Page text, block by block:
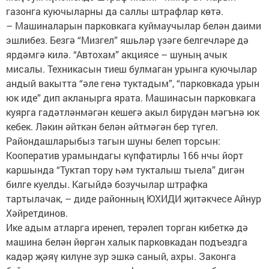
газонга куючыларны да саллы штрафлар көтә.
– Машиналарын парковкага куймаучылар белән даими
эшлибез. Безгә “Мизгел” яшьләр үзәге белгечләре дә
ярдәмгә килә. “Автохам” акциясе – шуның ачык
мисалы. Техникасын тиеш булмаган урынга куючылар
андый вакытта “әле генә туктадым”, “парковкада урын
юк иде” дип акланырга ярата. Машинасын парковкага
куярга гадәтләнмәгән кешегә акыл бирүдән мәгънә юк
кебек. Ләкин әйткән белән әйтмәгән бер түгел.
Райондашларыбыз тагын шуны белеп торсын:
Кооператив урамындагы күпфатирлы 166 нчы йорт
каршында “Туктап тору һәм тукталыш тыела” дигән
билге куелды. Кагыйдә бозучылар штрафка
тартылачак, – диде районның ЮХИДИ җитәкчесе Айнур
Хәйретдинов.
Ике адым атларга иренеп, терәлеп торган кибеткә дә
машина белән йөргән халык парковкадан подъездга
кадәр җәяү килүне зур эшкә саный, ахры. Законга